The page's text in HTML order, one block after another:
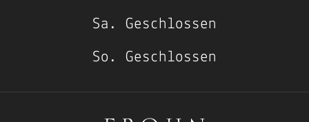
Sa . Geschlossen
So . Geschlossen